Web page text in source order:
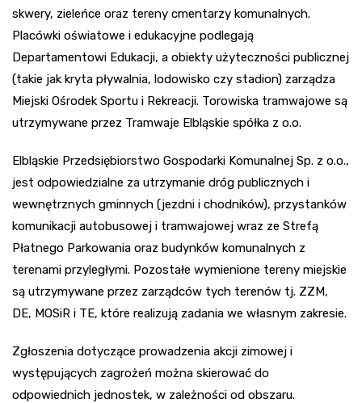
skwery, zieleńce oraz tereny cmentarzy komunalnych.
Placówki oświatowe i edukacyjne podlegają
Departamentowi Edukacji, a obiekty użyteczności publicznej
(takie jak kryta pływalnia, lodowisko czy stadion) zarządza
Miejski Ośrodek Sportu i Rekreacji. Torowiska tramwajowe są
utrzymywane przez Tramwaje Elbląskie spółka z o.o.
Elbląskie Przedsiębiorstwo Gospodarki Komunalnej Sp. z o.o.,
jest odpowiedzialne za utrzymanie dróg publicznych i
wewnętrznych gminnych (jezdni i chodników), przystanków
komunikacji autobusowej i tramwajowej wraz ze Strefą
Płatnego Parkowania oraz budynków komunalnych z
terenami przyległymi. Pozostałe wymienione tereny miejskie
są utrzymywane przez zarządców tych terenów tj. ZZM,
DE, MOSiR i TE, które realizują zadania we własnym zakresie.
Zgłoszenia dotyczące prowadzenia akcji zimowej i
występujących zagrożeń można skierować do
odpowiednich jednostek, w zależności od obszaru.